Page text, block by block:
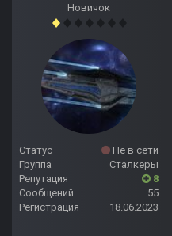
Новичок
Статус
Не в сети
Группа
Сталкеры
Репутация
8
Сообщений
55
Регистрация
18.06.2023